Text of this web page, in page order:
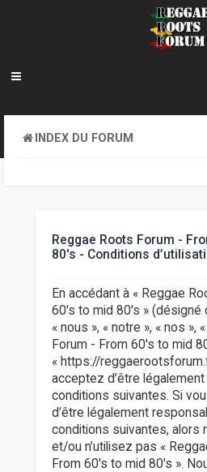
INDEX DU FORUM
Reggae Roots Forum -
80's - Conditions
En accédant à « Reggae
60's to mid 80's » (désigné
« nous », « notre », « nos »,
Forum - From 60's to mid
« https://
acceptez d’être
conditions suivantes. Si
d’être légalement
conditions suivantes, alors
et/ou n’utilisez pas «
From 60's to mid 80's ».